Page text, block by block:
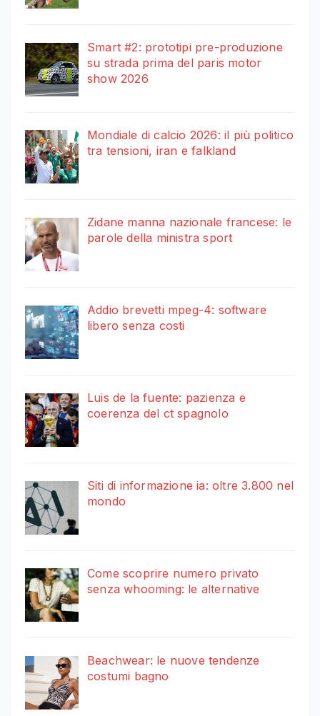
Smart #2: prototipi pre-produzione
su strada prima del paris motor
show 2026
Mondiale di calcio 2026: il più politico
tra tensioni, iran e falkland
Zidane manna nazionale francese: le
parole della ministra sport
Addio brevetti mpeg-4: software
libero senza costi
Luis de la fuente: pazienza e
coerenza del ct spagnolo
Siti di informazione ia: oltre 3.800 nel
mondo
Come scoprire numero privato
senza whooming: le alternative
Beachwear: le nuove tendenze
costumi bagno